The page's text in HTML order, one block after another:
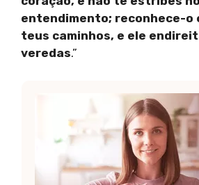
entendimento; reconhece-o
teus caminhos, e ele
veredas.”